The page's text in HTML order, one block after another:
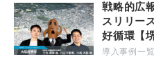
戦略的広
スリリー
好循環【
導入事例一